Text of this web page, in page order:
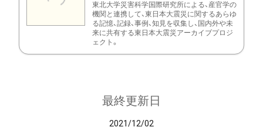
東北大学災害科学国際研究所による、産官学の
機関と連携して、東日本大震災に関するあらゆ
る記憶、記録、事例、知見を収集し、国内外や未
来に共有する東日本大震災アーカイブプロジ
ェクト。
最終更新日
2021/12/02